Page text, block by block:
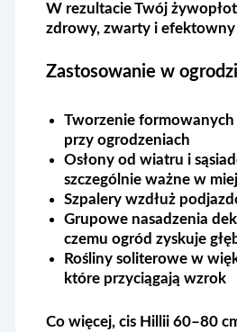
W rezultacieTwój
zdrowy, zwarty i efektowny
Zastosowanie w
Tworzenie
przy ogrodzeniach
Osłony od wiatru i
szczególnie ważne w
Szpalery wzdłuż
Grupowe nasadzenia
czemu ogród zyskuje
Rośliny soliterowe w
które przyciągają wzrok
Co więcej, cis Hillii 60–80